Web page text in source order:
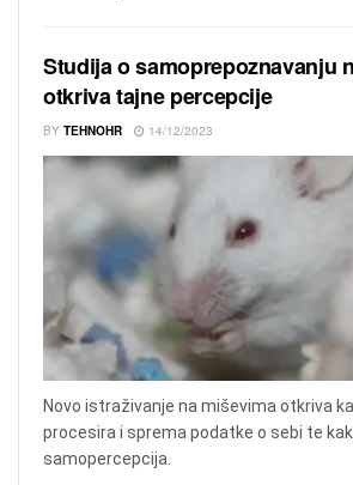
Studija o samoprepoznavanju
otkriva tajne percepcije
BY TEHNOHR 14/12/2023
Novo istraživanje na miševima otkriva
procesira i sprema podatke o sebi te
samopercepcija.